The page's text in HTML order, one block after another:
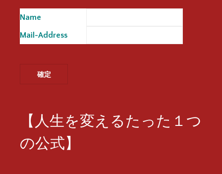
Name
Mail-Address
【人生を変えるたった１つ
の公式】